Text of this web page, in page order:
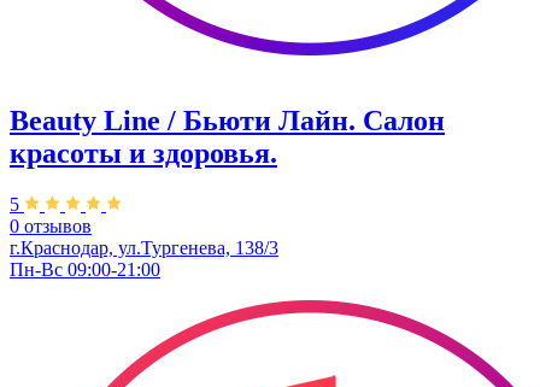
Beauty Line / Бьюти Лайн. Салон
красоты и здоровья.
5
0 отзывов
г.Краснодар, ул.Тургенева, 138/3
Пн-Вс 09:00-21:00